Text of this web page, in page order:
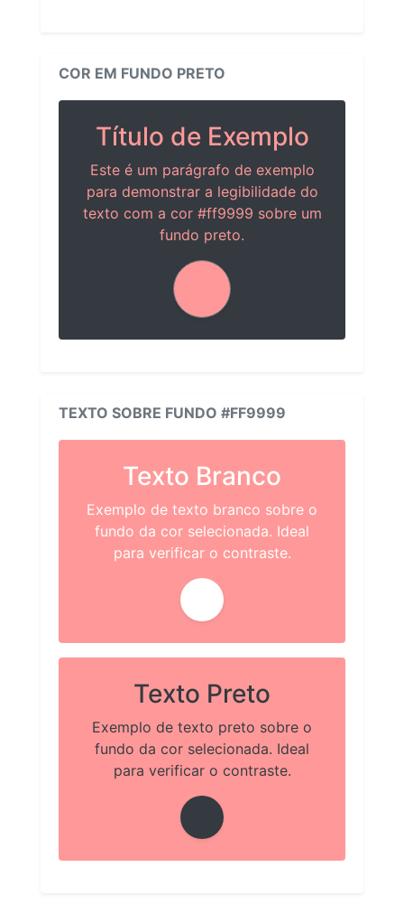
COR EM FUNDO PRETO
Título de Exemplo
Este é um parágrafo de exemplo
para demonstrar a legibilidade do
texto com a cor #ff9999 sobre um
fundo preto.
TEXTO SOBRE FUNDO #FF9999
Texto Branco
Exemplo de texto branco sobre o
fundo da cor selecionada. Ideal
para verificar o contraste.
Texto Preto
Exemplo de texto preto sobre o
fundo da cor selecionada. Ideal
para verificar o contraste.